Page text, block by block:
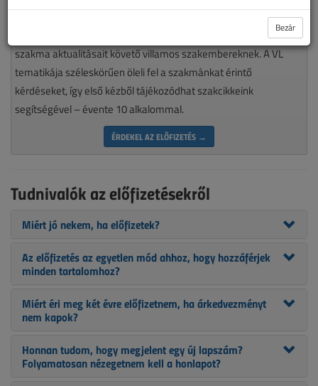
nélkülözhetetlen olvasmánya minden munkájára igényes, a
szakma aktualitásait követő villamos szakembereknek. A VL
tematikája széleskörűen öleli fel a szakmánkat érintő
kérdéseket, így első kézből tájékozódhat szakcikkeink
segítségével – évente 10 alkalommal.
ÉRDEKEL AZ ELŐFIZETÉS →
Tudnivalók az előfizetésekről
Miért jó nekem, ha előfizetek?
Az előfizetés az egyetlen mód ahhoz, hogy hozzáférjek
minden tartalomhoz?
Miért éri meg két évre előfizetnem, ha árkedvezményt
nem kapok?
Honnan tudom, hogy megjelent egy új lapszám?
Folyamatosan nézegetnem kell a honlapot?
Bezár